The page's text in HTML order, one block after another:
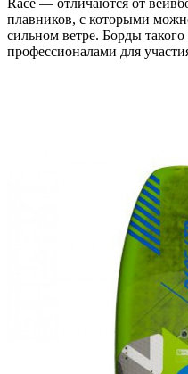
плавников, с которыми
сильном ветре. Борды
профессионалами для